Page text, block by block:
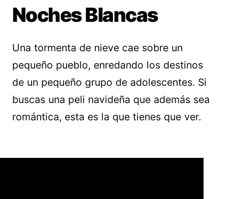
Noches Blancas
Una tormenta de nieve cae sobre un
pequeño pueblo, enredando los destinos
de un pequeño grupo de adolescentes. Si
buscas una peli navideña que además sea
romántica, esta es la que tienes que ver.